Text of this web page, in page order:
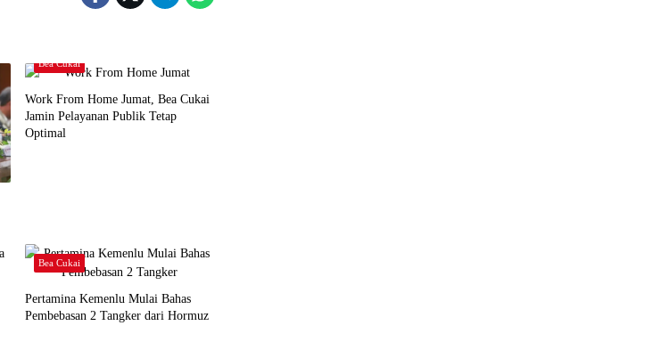
Bea Cukai
Work From Home Jumat, Bea Cukai
Jamin Pelayanan Publik Tetap
Optimal
Bea Cukai
Pertamina Kemenlu Mulai Bahas
Pembebasan 2 Tangker dari Hormuz